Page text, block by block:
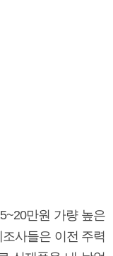
만원 가량 높은
사들은 이전 주력